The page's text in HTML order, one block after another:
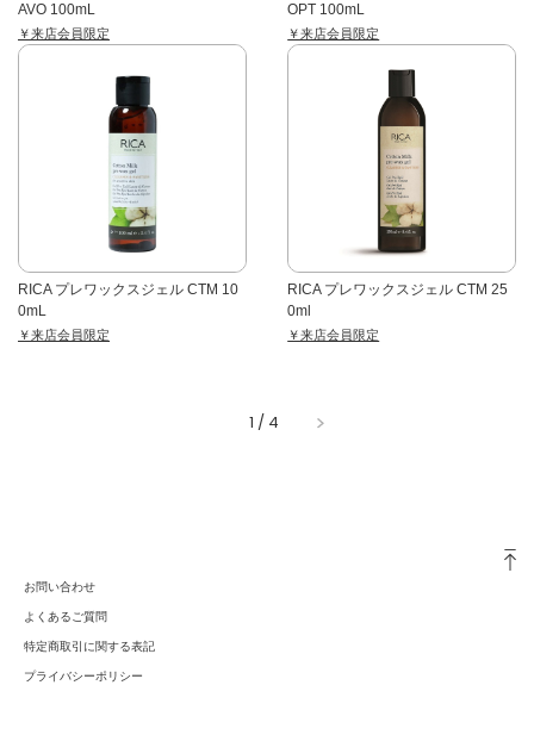
AVO 100mL
￥来店会員限定
OPT 100mL
￥来店会員限定
RICA プレワックスジェル CTM 10
0mL
￥来店会員限定
RICA プレワックスジェル CTM 25
0ml
￥来店会員限定
1 / 4
お問い合わせ
よくあるご質問
特定商取引に関する表記
プライバシーポリシー